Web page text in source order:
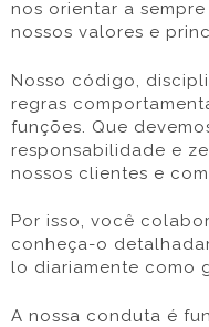
nos orientar a
nossos valores e
Nosso código,
regras
funções. Que
responsabilidade e
nossos clientes e
Por isso, você
conheça-o
lo diariamente como
A nossa conduta é